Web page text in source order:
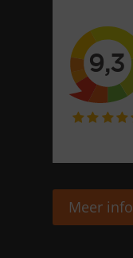
Meer info